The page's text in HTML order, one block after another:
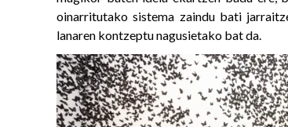
oinarritutako sistema zaindu bati
lanaren kontzeptu nagusietako bat da.